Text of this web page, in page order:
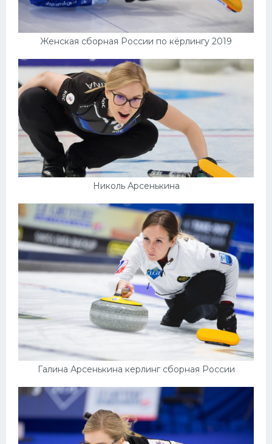
Женская сборная России по кёрлингу 2019
Николь Арсенькина
Галина Арсенькина керлинг сборная России